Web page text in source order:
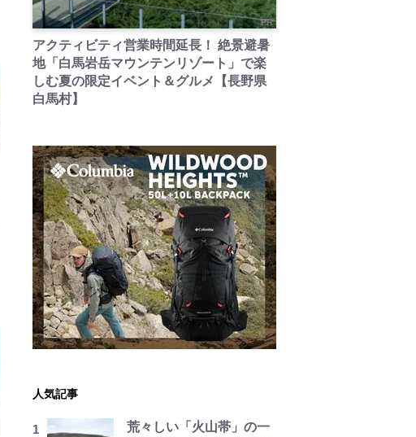
PR
アクティビティ営業時間延長！ 絶景避暑
地「白馬岩岳マウンテンリゾート」で楽
しむ夏の限定イベント＆グルメ【長野県
白馬村】
人気記事
荒々しい「火山帯」の一